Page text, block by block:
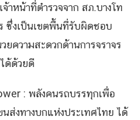
าหน้าที่ตำรวจจาก สภ.บางโท
ซึ่งเป็นเขตพื้นที่รับผิดชอบ
ยความสะดวกด้านการจราจร
ด้ด้วยดี
: พลังคนรถบรรทุกเพื่อ
ส่งทางบกแห่งประเทศไทย ได้